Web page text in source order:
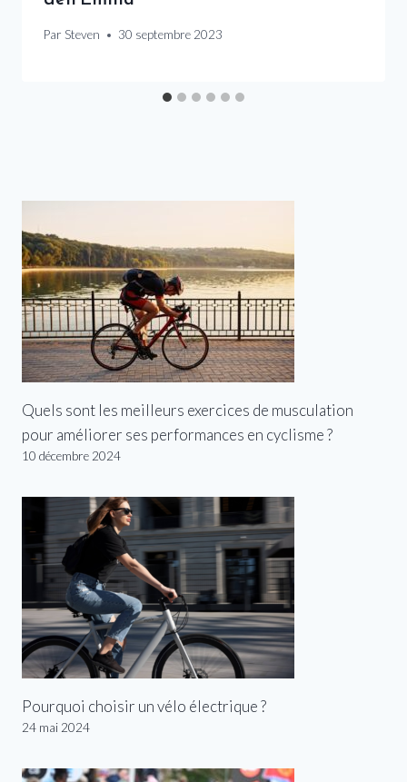
Par Steven 30 septembre 2023
Quels sont les meilleurs exercices de musculation
pour améliorer ses performances en cyclisme ?
10 décembre 2024
Pourquoi choisir un vélo électrique ?
24 mai 2024